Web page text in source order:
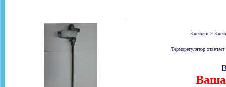
Запчасти >
Терморегулятор
Ваша